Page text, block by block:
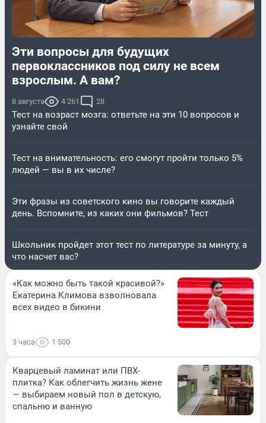
Эти вопросы для будущих
первоклассников под силу не всем
взрослым. А вам?
8 августа 4 261 28
Тест на возраст мозга: ответьте на эти 10 вопросов и
узнайте свой
Тест на внимательность: его смогут пройти только 5%
людей — вы в их числе?
Эти фразы из советского кино вы говорите каждый
день. Вспомните, из каких они фильмов? Тест
Школьник пройдет этот тест по литературе за минуту, а
что насчет вас?
«Как можно быть такой красивой?»
Екатерина Климова взволновала
всех видео в бикини
3 часа 1 500
Кварцевый ламинат или ПВХ-
плитка? Как облегчить жизнь жене
— выбираем новый пол в детскую,
спальню и ванную